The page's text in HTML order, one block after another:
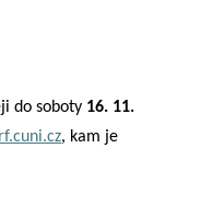
do soboty 16. 11.
, kam je